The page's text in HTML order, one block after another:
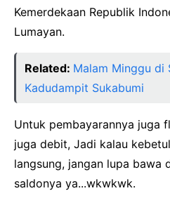
Kemerdekaan Republik
Lumayan.
Related: Malam Minggu di
Kadudampit Sukabumi
Untuk pembayarannya juga
juga debit, Jadi kalau
langsung, jangan lupa bawa
saldonya ya...wkwkwk.